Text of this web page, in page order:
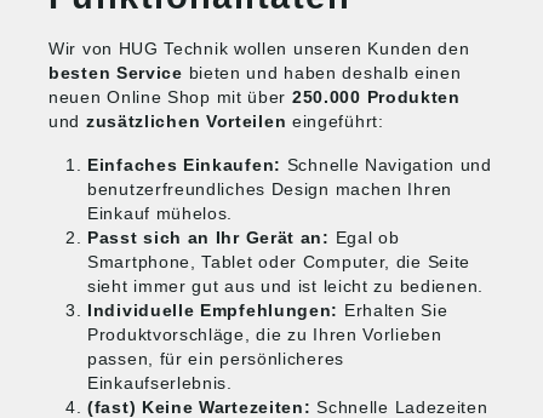
Wir von HUG Technik wollen unseren Kunden den
besten Service bieten und haben deshalb einen
neuen Online Shop mit über 250.000 Produkten
und zusätzlichen Vorteilen eingeführt:
Einfaches Einkaufen: Schnelle Navigation und
benutzerfreundliches Design machen Ihren
Einkauf mühelos.
Passt sich an Ihr Gerät an: Egal ob
Smartphone, Tablet oder Computer, die Seite
sieht immer gut aus und ist leicht zu bedienen.
Individuelle Empfehlungen: Erhalten Sie
Produktvorschläge, die zu Ihren Vorlieben
passen, für ein persönlicheres
Einkaufserlebnis.
(fast) Keine Wartezeiten: Schnelle Ladezeiten